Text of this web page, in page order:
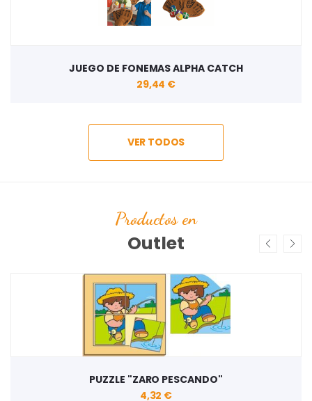
JUEGO DE FONEMAS ALPHA CATCH
29,44 €
VER TODOS
Productos en
Outlet
PUZZLE "ZARO PESCANDO"
4,32 €